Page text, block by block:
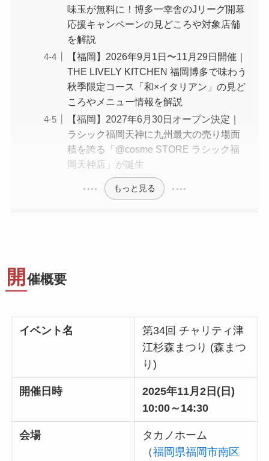
味玉が無料に！博多一幸舎のJリーグ開幕
応援キャンペーンの見どころや対象店舗
を解説
【福岡】2026年9月1日〜11月29日開催｜
THE LIVELY KITCHEN 福岡博多で味わう
秋季限定コース「和×イタリアン」の見ど
ころやメニュー情報を解説
【福岡】2027年6月30日オープン決定｜
ラシック福岡天神に九州最大の売り場面
積を誇る「@cosme STORE ラシック福
岡天神店」が誕生
もっと見る
開 催概要
イベント名
第34回 チャリティ津
江杉森まつり (森まつ
り)
開催日時
2025年11月2日(日)
10:00～14:30
会場
タカノホーム
（福岡県福岡市南区